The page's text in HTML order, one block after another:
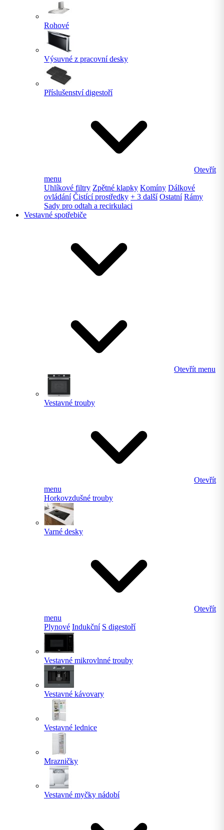
Rohové
Výsuvné z pracovní desky
Příslušenství digestoří
Otevřít
menu
Uhlíkové filtry Zpětné klapky Komíny Dálkové
ovládání Čistící prostředky + 3 další Ostatní Rámy
Sady pro odtah a recirkulaci
Vestavné spotřebiče
Otevřít menu
Vestavné trouby
Otevřít
menu
Horkovzdušné trouby
Varné desky
Otevřít
menu
Plynové Indukční S digestoří
Vestavné mikrovlnné trouby
Vestavné kávovary
Vestavné lednice
Mrazničky
Vestavné myčky nádobí